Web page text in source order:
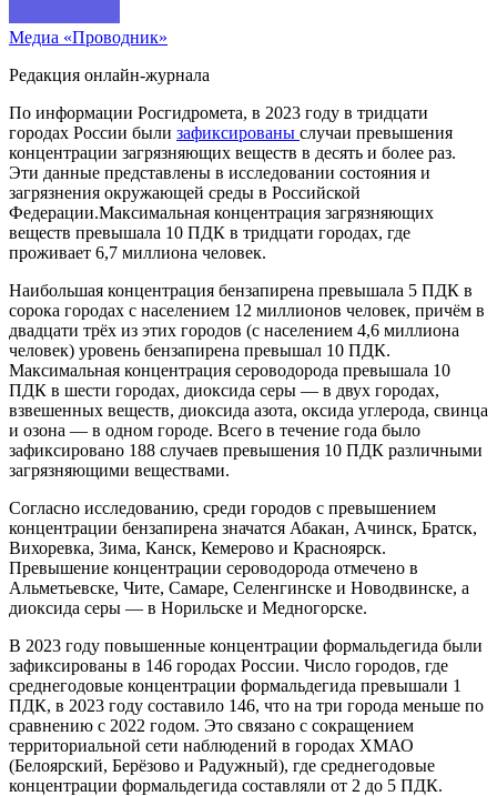
Медиа «Проводник»
Редакция онлайн-журнала
По информации Росгидромета, в 2023 году в тридцати
городах России были зафиксированы случаи превышения
концентрации загрязняющих веществ в десять и более раз.
Эти данные представлены в исследовании состояния и
загрязнения окружающей среды в Российской
Федерации.Максимальная концентрация загрязняющих
веществ превышала 10 ПДК в тридцати городах, где
проживает 6,7 миллиона человек.
Наибольшая концентрация бензапирена превышала 5 ПДК в
сорока городах с населением 12 миллионов человек, причём в
двадцати трёх из этих городов (с населением 4,6 миллиона
человек) уровень бензапирена превышал 10 ПДК.
Максимальная концентрация сероводорода превышала 10
ПДК в шести городах, диоксида серы — в двух городах,
взвешенных веществ, диоксида азота, оксида углерода, свинца
и озона — в одном городе. Всего в течение года было
зафиксировано 188 случаев превышения 10 ПДК различными
загрязняющими веществами.
Согласно исследованию, среди городов с превышением
концентрации бензапирена значатся Абакан, Ачинск, Братск,
Вихоревка, Зима, Канск, Кемерово и Красноярск.
Превышение концентрации сероводорода отмечено в
Альметьевске, Чите, Самаре, Селенгинске и Новодвинске, а
диоксида серы — в Норильске и Медногорске.
В 2023 году повышенные концентрации формальдегида были
зафиксированы в 146 городах России. Число городов, где
среднегодовые концентрации формальдегида превышали 1
ПДК, в 2023 году составило 146, что на три города меньше по
сравнению с 2022 годом. Это связано с сокращением
территориальной сети наблюдений в городах ХМАО
(Белоярский, Берёзово и Радужный), где среднегодовые
концентрации формальдегида составляли от 2 до 5 ПДК.